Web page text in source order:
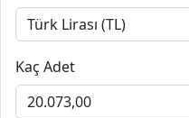
Kaç Adet